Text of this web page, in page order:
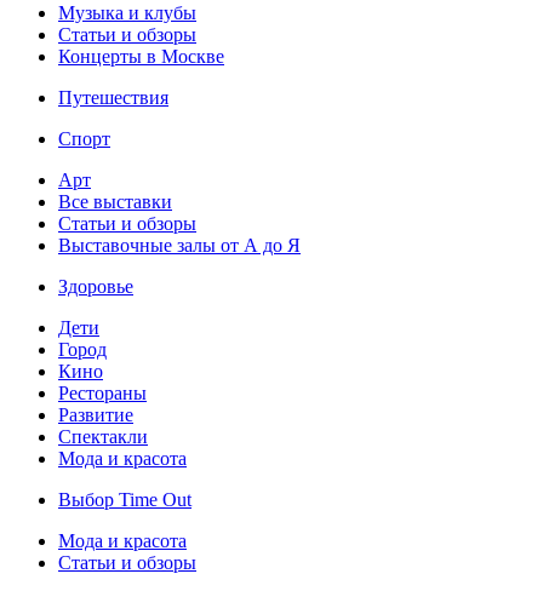
Музыка и клубы
Статьи и обзоры
Концерты в Москве
Путешествия
Спорт
Арт
Все выставки
Статьи и обзоры
Выставочные залы от А до Я
Здоровье
Дети
Город
Кино
Рестораны
Развитие
Спектакли
Мода и красота
Выбор Time Out
Мода и красота
Статьи и обзоры